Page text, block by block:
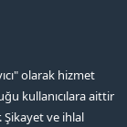
olarak hizmet
kullanıcılara aittir
ve ihlal